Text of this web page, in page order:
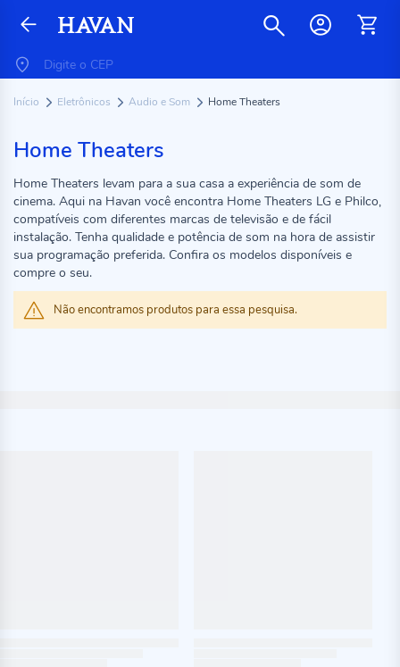
Início Eletrônicos Audio e Som Home Theaters
Home Theaters
Home Theaters levam para a sua casa a experiência de som de
cinema. Aqui na Havan você encontra Home Theaters LG e Philco,
compatíveis com diferentes marcas de televisão e de fácil
instalação. Tenha qualidade e potência de som na hora de assistir
sua programação preferida. Confira os modelos disponíveis e
compre o seu.
Não encontramos produtos para essa pesquisa.